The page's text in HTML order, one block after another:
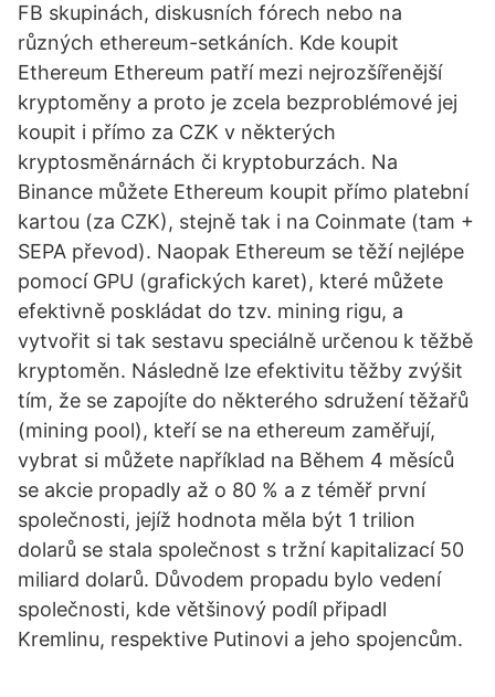
FB skupinách, diskusních fórech nebo na
různých ethereum-setkáních. Kde koupit
Ethereum Ethereum patří mezi nejrozšířenější
kryptoměny a proto je zcela bezproblémové jej
koupit i přímo za CZK v některých
kryptosměnárnách či kryptoburzách. Na
Binance můžete Ethereum koupit přímo platební
kartou (za CZK), stejně tak i na Coinmate (tam +
SEPA převod). Naopak Ethereum se těží nejlépe
pomocí GPU (grafických karet), které můžete
efektivně poskládat do tzv. mining rigu, a
vytvořit si tak sestavu speciálně určenou k těžbě
kryptoměn. Následně lze efektivitu těžby zvýšit
tím, že se zapojíte do některého sdružení těžařů
(mining pool), kteří se na ethereum zaměřují,
vybrat si můžete například na Během 4 měsíců
se akcie propadly až o 80 % a z téměř první
společnosti, jejíž hodnota měla být 1 trilion
dolarů se stala společnost s tržní kapitalizací 50
miliard dolarů. Důvodem propadu bylo vedení
společnosti, kde většinový podíl připadl
Kremlinu, respektive Putinovi a jeho spojencům.